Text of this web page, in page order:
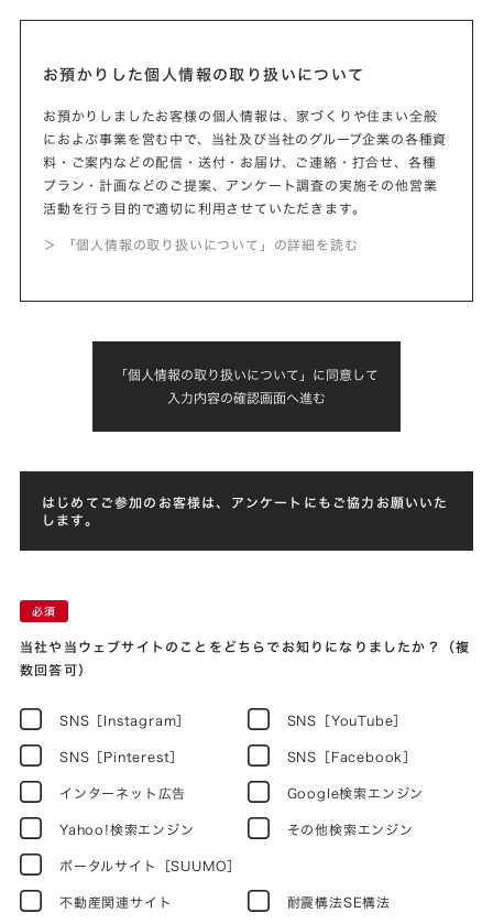
お預かりした個人情報の取り扱いについて
お預かりしましたお客様の個人情報は、家づくりや住まい全般
におよぶ事業を営む中で、当社及び当社のグループ企業の各種資
料・ご案内などの配信・送付・お届け、ご連絡・打合せ、各種
プラン・計画などのご提案、アンケート調査の実施その他営業
活動を行う目的で適切に利用させていただきます。
＞ 「個人情報の取り扱いについて」の詳細を読む
「個人情報の取り扱いについて」に同意して
入力内容の確認画面へ進む
はじめてご参加のお客様は、アンケートにもご協力お願いいた
します。
当社や当ウェブサイトのことをどちらでお知りになりましたか？（複
数回答可）
SNS［Instagram］ SNS［YouTube］
SNS［Pinterest］ SNS［Facebook］
インターネット広告 Google検索エンジン
Yahoo!検索エンジン その他検索エンジン
ポータルサイト［SUUMO］
不動産関連サイト 耐震構法SE構法